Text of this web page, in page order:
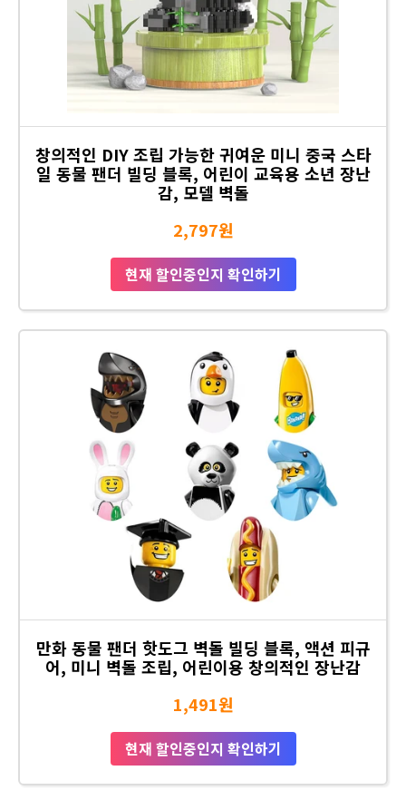
창의적인 DIY 조립 가능한 귀여운 미니 중국 스타
일 동물 팬더 빌딩 블록, 어린이 교육용 소년 장난
감, 모델 벽돌
2,797원
현재 할인중인지 확인하기
만화 동물 팬더 핫도그 벽돌 빌딩 블록, 액션 피규
어, 미니 벽돌 조립, 어린이용 창의적인 장난감
1,491원
현재 할인중인지 확인하기